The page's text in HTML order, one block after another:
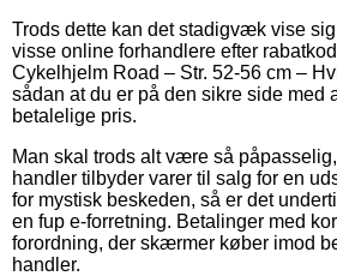
Trods dette kan det stadigvæk vise
visse online forhandlere efter
Cykelhjelm Road – Str. 52-56 cm –
sådan at du er på den sikre side med
betalelige pris.
Man skal trods alt være så
handler tilbyder varer til salg for en
for mystisk beskeden, så er det
en fup e-forretning. Betalinger med
forordning, der skærmer køber imod
handler.